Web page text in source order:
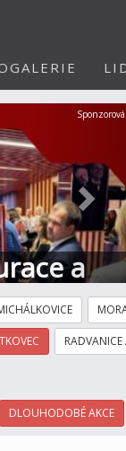
a
DLOUHODOBÉ AKCE